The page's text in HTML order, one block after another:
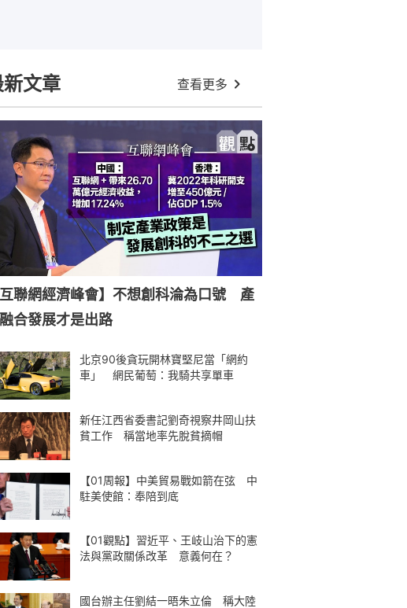
新文章 查看更多
互聯網經濟峰會】不想創科淪為口號 產
合發展才是出路
北京90後貪玩開林寶堅尼當「網約
車」 網民葡萄：我騎共享單車
新任江西省委書記劉奇視察井岡山扶
貧工作 稱當地率先脫貧摘帽
【01周報】中美貿易戰如箭在弦 中
駐美使館：奉陪到底
【01觀點】習近平、王岐山治下的憲
法與黨政關係改革 意義何在？
國台辦主任劉結一晤朱立倫 稱大陸